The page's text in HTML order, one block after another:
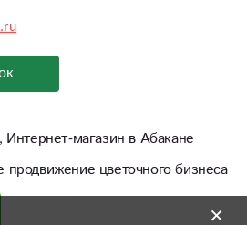
×
Интернет-магазин в Абакане
цветочного бизнеса